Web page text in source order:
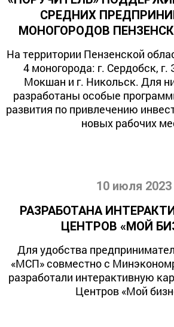
СРЕДНИХ
МОНОГОРОДОВ
На территории Пензенской
4 моногорода: г. Сердобск,
Мокшан и г. Никольск. Для
разработаны особые
развития по привлечению
новых рабочих
10 июля 2023
РАЗРАБОТАНА
ЦЕНТРОВ «МОЙ
Для удобства
«МСП» совместно с
разработали интерактивную
Центров «Мой